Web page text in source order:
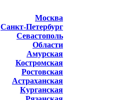
Москва
Санкт-Петербург
Севастополь
Области
Амурская
Костромская
Ростовская
Астраханская
Курганская